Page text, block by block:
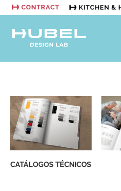
CATÁLOGOS TÉCNICOS